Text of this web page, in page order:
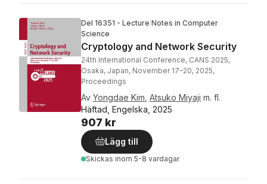
Del 16351 - Lecture Notes in Computer
Science
Cryptology and Network Security
24th International Conference, CANS 2025,
Osaka, Japan, November 17–20, 2025,
Proceedings
Av Yongdae Kim Atsuko Miyaji m. fl.
Häftad, Engelska, 2025
907 kr
Lägg till
Skickas inom 5-8 vardagar